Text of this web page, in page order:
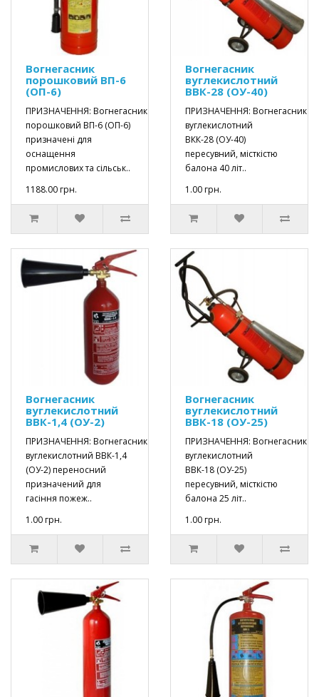
Вогнегасник
порошковий ВП-6
(ОП-6)
ПРИЗНАЧЕННЯ: Вогнегасник
порошковий ВП-6 (ОП-6)
призначені для
оснащення
промислових та сільськ..
1188.00 грн.
Вогнегасник
вуглекислотний
ВВК-28 (ОУ-40)
ПРИЗНАЧЕННЯ: Вогнегасник
вуглекислотний
ВКК-28 (ОУ-40)
пересувний, місткістю
балона 40 літ..
1.00 грн.
Вогнегасник
вуглекислотний
ВВК-1,4 (ОУ-2)
ПРИЗНАЧЕННЯ: Вогнегасник
вуглекислотний ВВК-1,4
(ОУ-2) переносний
призначений для
гасіння пожеж..
1.00 грн.
Вогнегасник
вуглекислотний
ВВК-18 (ОУ-25)
ПРИЗНАЧЕННЯ: Вогнегасник
вуглекислотний
ВВК-18 (ОУ-25)
пересувний, місткістю
балона 25 літ..
1.00 грн.